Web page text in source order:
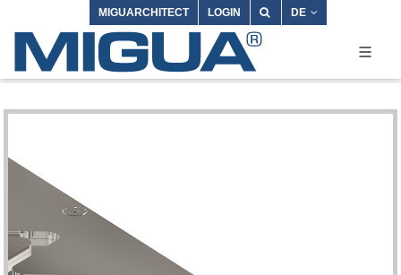
MIGUARCHITECT LOGIN DE